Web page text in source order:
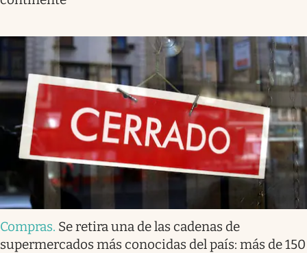
Compras. Se retira una de las cadenas de
supermercados más conocidas del país: más de 150